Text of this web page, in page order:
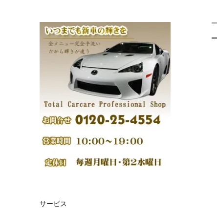
サービス